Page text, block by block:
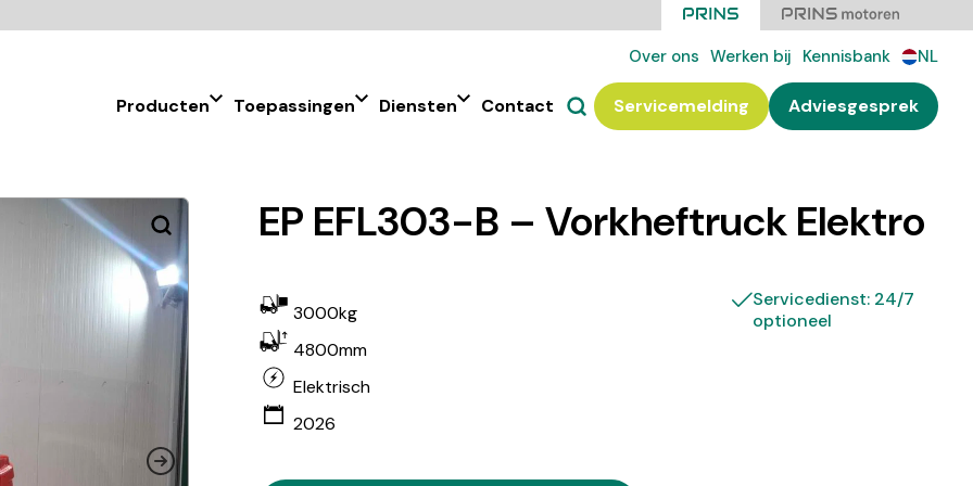
Over ons Werken bij Kennisbank NL
Producten Toepassingen Diensten Contact Servicemelding Adviesgesprek
EP EFL303-B – Vorkheftruck Elektro
3000kg
4800mm
Elektrisch
2026
Servicedienst: 24/7
optioneel